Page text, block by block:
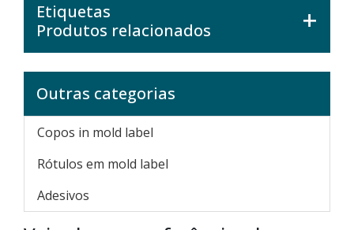
Etiquetas
Produtos relacionados
Outras categorias
Copos in mold label
Rótulos em mold label
Adesivos